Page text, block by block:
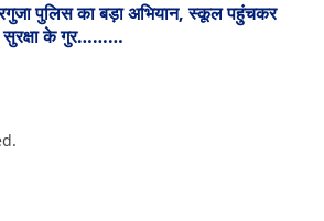
पुलिस का बड़ा अभियान, स्कूल पहुंचकर
सुरक्षा के गुर………